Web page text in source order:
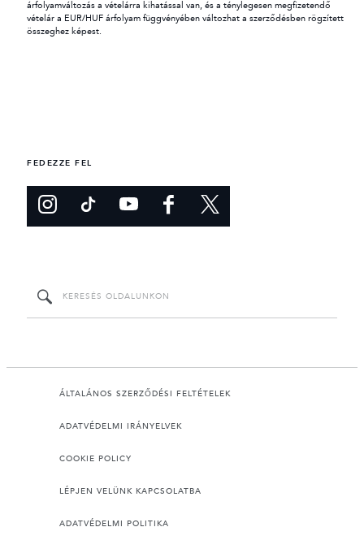
árfolyamváltozás a vételárra kihatással van, és a ténylegesen megfizetendő
vételár a EUR/HUF árfolyam függvényében változhat a szerződésben rögzített
összeghez képest.
FEDEZZE FEL
ÁLTALÁNOS SZERZŐDÉSI FELTÉTELEK
ADATVÉDELMI IRÁNYELVEK
COOKIE POLICY
LÉPJEN VELÜNK KAPCSOLATBA
ADATVÉDELMI POLITIKA